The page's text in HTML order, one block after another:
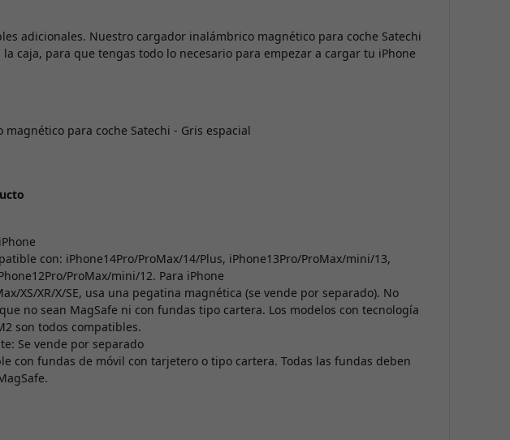
adicionales. Nuestro cargador inalámbrico magnético para coche Satechi
la caja, para que tengas todo lo necesario para empezar a cargar tu iPhone
para coche Satechi - Gris espacial
con: iPhone14Pro/ProMax/14/Plus, iPhone13Pro/ProMax/mini/13,
ProMax/mini/12. Para iPhone
XS/XR/X/SE, usa una pegatina magnética (se vende por separado). No
no sean MagSafe ni con fundas tipo cartera. Los modelos con tecnología
son todos compatibles.
Se vende por separado
con fundas de móvil con tarjetero o tipo cartera. Todas las fundas deben